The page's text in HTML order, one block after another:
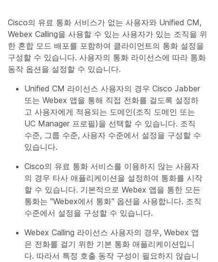
Cisco의 유료 통화 서비스가 없는 사용자와 Unified CM,
Webex Calling을 사용할 수 있는 사용자가 있는 조직을 위
한 혼합 모드 배포를 포함하여 클라이언트의 통화 설정을
구성할 수 있습니다. 사용자의 통화 라이선스에 따라 통화
동작 옵션을 설정할 수 있습니다.
Unified CM 라이선스 사용자의 경우 Cisco Jabber
또는 Webex 앱을 통해 직접 전화를 걸도록 설정하
고 사용자에게 적용되는 도메인(조직 도메인 또는
UC Manager 프로필)을 선택할 수 있습니다. 조직
수준, 그룹 수준, 사용자 수준에서 설정을 구성할 수
있습니다.
Cisco의 유료 통화 서비스를 이용하지 않는 사용자
의 경우 타사 애플리케이션을 설정하여 통화를 시작
할 수 있습니다. 기본적으로 Webex 앱을 통한 모든
통화는 "Webex에서 통화" 옵션을 사용합니다. 조직
수준에서 설정을 구성할 수 있습니다.
Webex Calling 라이선스 사용자의 경우, Webex 앱
은 전화를 걸기 위한 기본 통화 애플리케이션입니
다. 따라서 특정 호출 동작 구성이 필요하지 않습니